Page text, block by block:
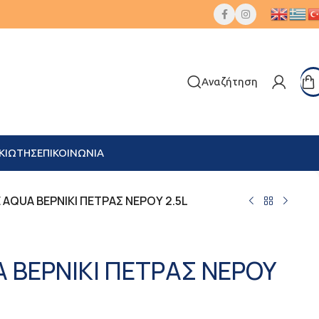
Αναζήτηση
ΕΠΙΚΟΙΝΩΝΙΑ
AQUA ΒΕΡΝΙΚΙ ΠΕΤΡΑΣ ΝΕΡΟΥ 2.5L
ΒΕΡΝΙΚΙ ΠΕΤΡΑΣ ΝΕΡΟΥ